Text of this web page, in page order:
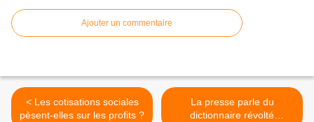
Ajouter un commentaire
< Les cotisations sociales
pèsent-elles sur les profits ?
La presse parle du
dictionnaire révolté